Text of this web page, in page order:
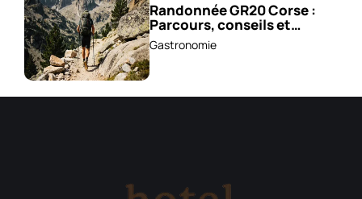
Randonnée GR20 Corse :
Parcours, conseils et
astuces !
Gastronomie